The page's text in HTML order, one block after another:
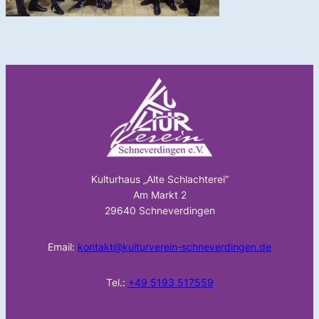
Kulturhaus „Alte Schlachterei“
Am Markt 2
29640 Schneverdingen
Email: kontakt@kulturverein-schneverdingen.de
Tel.: +49 5193 517559